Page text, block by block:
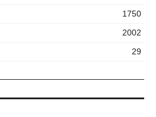
1750
2002
29